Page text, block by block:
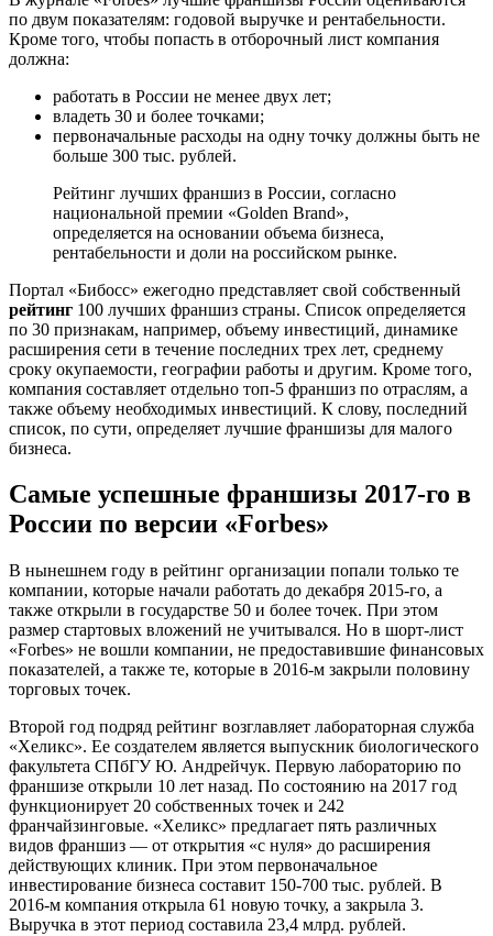
по двум показателям: годовой выручке и рентабельности.
Кроме того, чтобы попасть в отборочный лист компания
должна:
работать в России не менее двух лет;
владеть 30 и более точками;
первоначальные расходы на одну точку должны быть не
больше 300 тыс. рублей.
Рейтинг лучших франшиз в России, согласно
национальной премии «Golden Brand»,
определяется на основании объема бизнеса,
рентабельности и доли на российском рынке.
Портал «Бибосс» ежегодно представляет свой собственный
рейтинг 100 лучших франшиз страны. Список определяется
по 30 признакам, например, объему инвестиций, динамике
расширения сети в течение последних трех лет, среднему
сроку окупаемости, географии работы и другим. Кроме того,
компания составляет отдельно топ-5 франшиз по отраслям, а
также объему необходимых инвестиций. К слову, последний
список, по сути, определяет лучшие франшизы для малого
бизнеса.
Самые успешные франшизы 2017-го в
России по версии «Forbes»
В нынешнем году в рейтинг организации попали только те
компании, которые начали работать до декабря 2015-го, а
также открыли в государстве 50 и более точек. При этом
размер стартовых вложений не учитывался. Но в шорт-лист
«Forbes» не вошли компании, не предоставившие финансовых
показателей, а также те, которые в 2016-м закрыли половину
торговых точек.
Второй год подряд рейтинг возглавляет лабораторная служба
«Хеликс». Ее создателем является выпускник биологического
факультета СПбГУ Ю. Андрейчук. Первую лабораторию по
франшизе открыли 10 лет назад. По состоянию на 2017 год
функционирует 20 собственных точек и 242
франчайзинговые. «Хеликс» предлагает пять различных
видов франшиз — от открытия «с нуля» до расширения
действующих клиник. При этом первоначальное
инвестирование бизнеса составит 150-700 тыс. рублей. В
2016-м компания открыла 61 новую точку, а закрыла 3.
Выручка в этот период составила 23,4 млрд. рублей.